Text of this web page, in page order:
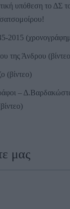
υπόθεση το ΔΣ
2015
της Άνδρου
(βίντεο)
–
μας